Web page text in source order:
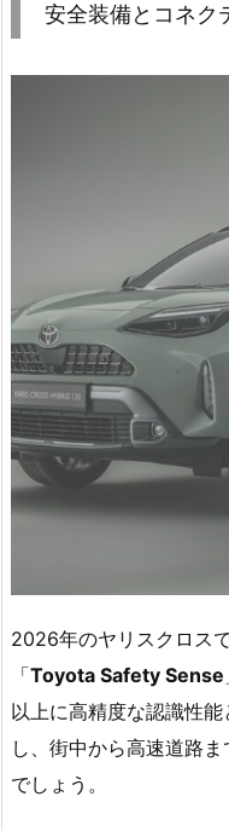
安全装備とコネク
2026年のヤリスクロス
「Toyota Safety Sense
以上に高精度な認識性
し、街中から高速道路
でしょう。